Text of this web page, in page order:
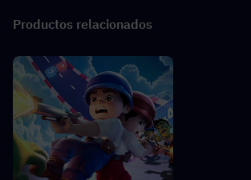
Productos relacionados